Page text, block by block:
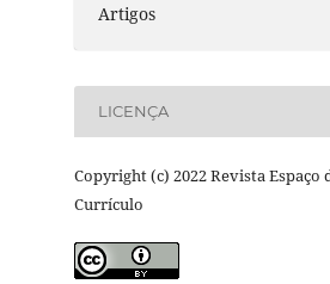
Artigos
LICENÇA
Copyright (c) 2022 Revista Espaço
Currículo